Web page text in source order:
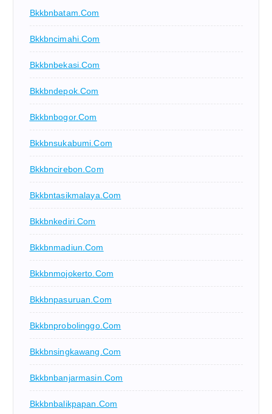
Bkkbnbatam.com
Bkkbncimahi.com
Bkkbnbekasi.com
Bkkbndepok.com
Bkkbnbogor.com
Bkkbnsukabumi.com
Bkkbncirebon.com
Bkkbntasikmalaya.com
Bkkbnkediri.com
Bkkbnmadiun.com
Bkkbnmojokerto.com
Bkkbnpasuruan.com
Bkkbnprobolinggo.com
Bkkbnsingkawang.com
Bkkbnbanjarmasin.com
Bkkbnbalikpapan.com